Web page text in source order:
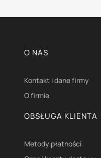
Linki w stopce
O NAS
Kontakt i dane firmy
O firmie
OBSŁUGA KLIENTA
Metody płatności